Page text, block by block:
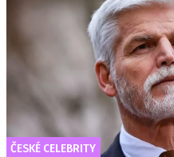
ČESKÉ CELEBRITY